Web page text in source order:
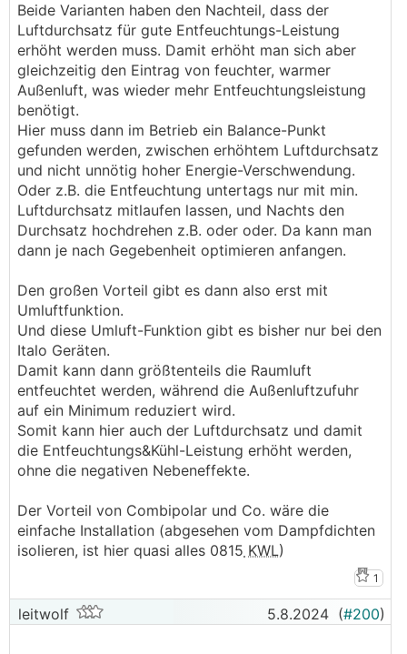
Verrohrung auch komplett Dampfdiffusionsdicht
(z.B. mit Armaflex) gedämmt werden oder
alternativ ein Nachheizregister verbaut werden,
um die Temperatur über Taupunkt zu heben,
sonst schwitzen diese Rohre außen.
Dieses Nachheizregister kann z.B. am
Wasserkreis im Rücklauf der Flächenkühlung
angeschlossen werden.
Beide Varianten haben den Nachteil, dass der
Luftdurchsatz für gute Entfeuchtungs-Leistung
erhöht werden muss. Damit erhöht man sich aber
gleichzeitig den Eintrag von feuchter, warmer
Außenluft, was wieder mehr Entfeuchtungsleistung
benötigt.
Hier muss dann im Betrieb ein Balance-Punkt
gefunden werden, zwischen erhöhtem Luftdurchsatz
und nicht unnötig hoher Energie-Verschwendung.
Oder z.B. die Entfeuchtung untertags nur mit min.
Luftdurchsatz mitlaufen lassen, und Nachts den
Durchsatz hochdrehen z.B. oder oder. Da kann man
dann je nach Gegebenheit optimieren anfangen.
Den großen Vorteil gibt es dann also erst mit
Umluftfunktion.
Und diese Umluft-Funktion gibt es bisher nur bei den
Italo Geräten.
Damit kann dann größtenteils die Raumluft
entfeuchtet werden, während die Außenluftzufuhr
auf ein Minimum reduziert wird.
Somit kann hier auch der Luftdurchsatz und damit
die Entfeuchtungs&Kühl-Leistung erhöht werden,
ohne die negativen Nebeneffekte.
Der Vorteil von Combipolar und Co. wäre die
einfache Installation (abgesehen vom Dampfdichten
isolieren, ist hier quasi alles 0815 KWL)
1
leitwolf 5.8.2024 (#200)